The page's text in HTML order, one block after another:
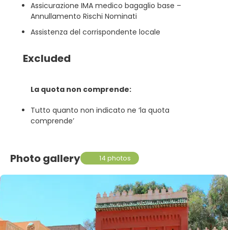
Assicurazione IMA medico bagaglio base –
Annullamento Rischi Nominati
Assistenza del corrispondente locale
Excluded
La quota non comprende:
Tutto quanto non indicato ne ‘la quota
comprende’
Photo gallery 14 photos